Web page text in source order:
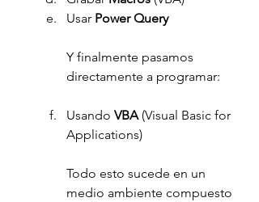
Usar Power Query
Y finalmente pasamos
directamente a programar:
Usando VBA (Visual Basic for
Applications)
Todo esto sucede en un
medio ambiente compuesto